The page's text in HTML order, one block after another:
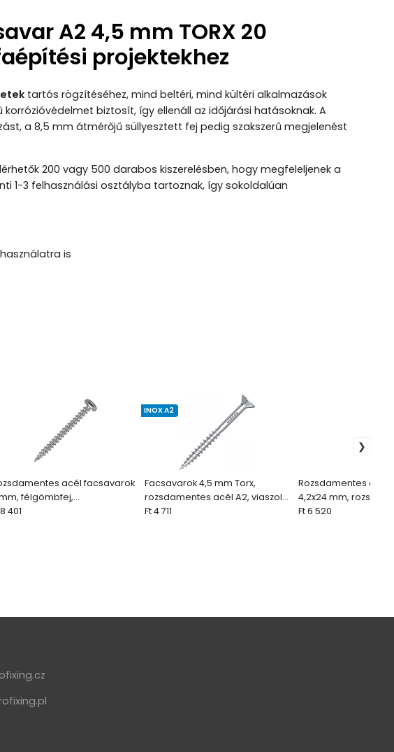
A2 4,5 mm TORX 20
projektekhez
tartós rögzítéséhez, mind beltéri, mind kültéri alkalmazások
biztosít, így ellenáll az időjárási hatásoknak. A
a 8,5 mm átmérőjű süllyesztett fej pedig szakszerű megjelenést
200 vagy 500 darabos kiszerelésben, hogy megfeleljenek a
1-3 felhasználási osztályba tartoznak, így sokoldalúan
is
acél facsavarok
félgömbfej,
acél A2 (200db)
401
Facsavarok 4,5 mm Torx,
rozsdamentes acél A2, viaszolt,
részleges menet (200db)
INOX A2
Ft 4 711
Rozsdamentes acél
4,2x24 mm,
A4 (100 db)
Ft 6 520